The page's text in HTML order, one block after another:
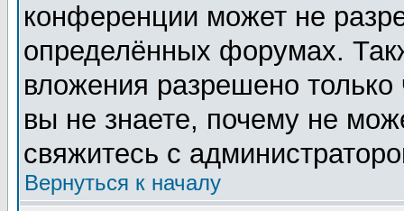
конференции может не
определённых форумах.
вложения разрешено
вы не знаете, почему не
свяжитесь с
Вернуться к началу